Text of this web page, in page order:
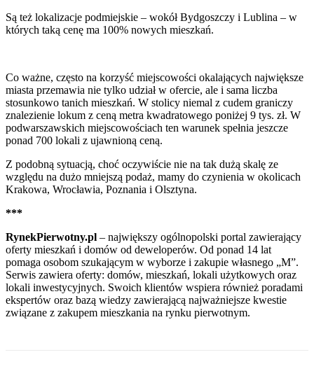
Są też lokalizacje podmiejskie – wokół Bydgoszczy i Lublina – w
których taką cenę ma 100% nowych mieszkań.
Co ważne, często na korzyść miejscowości okalających największe
miasta przemawia nie tylko udział w ofercie, ale i sama liczba
stosunkowo tanich mieszkań. W stolicy niemal z cudem graniczy
znalezienie lokum z ceną metra kwadratowego poniżej 9 tys. zł. W
podwarszawskich miejscowościach ten warunek spełnia jeszcze
ponad 700 lokali z ujawnioną ceną.
Z podobną sytuacją, choć oczywiście nie na tak dużą skalę ze
względu na dużo mniejszą podaż, mamy do czynienia w okolicach
Krakowa, Wrocławia, Poznania i Olsztyna.
***
RynekPierwotny.pl – największy ogólnopolski portal zawierający
oferty mieszkań i domów od deweloperów. Od ponad 14 lat
pomaga osobom szukającym w wyborze i zakupie własnego „M”.
Serwis zawiera oferty: domów, mieszkań, lokali użytkowych oraz
lokali inwestycyjnych. Swoich klientów wspiera również poradami
ekspertów oraz bazą wiedzy zawierającą najważniejsze kwestie
związane z zakupem mieszkania na rynku pierwotnym.